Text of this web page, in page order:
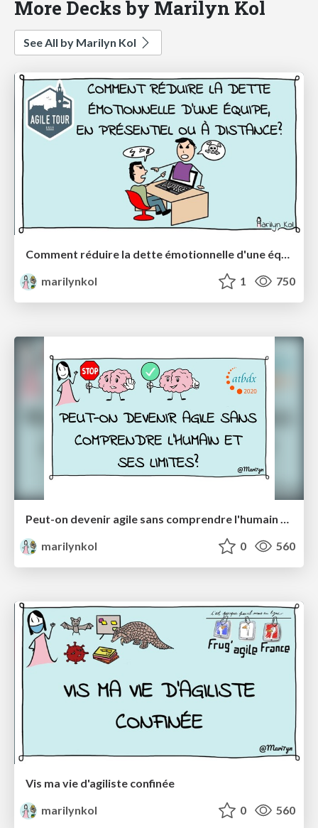
More Decks by Marilyn Kol
See All by Marilyn Kol
Comment réduire la dette émotionnelle d'une équipe (en présentiel ou à distance) ?
marilynkol
1 750
marilynkol
0 560
Vis ma vie d'agiliste confinée
marilynkol
0 560